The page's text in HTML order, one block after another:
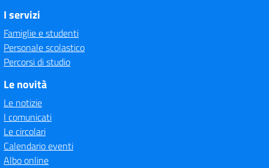
I servizi
Famiglie e studenti
Personale scolastico
Percorsi di studio
Le novità
Le notizie
I comunicati
Le circolari
Calendario eventi
Albo online